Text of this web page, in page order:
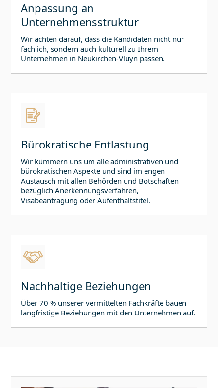
Anpassung an
Unternehmensstruktur
Wir achten darauf, dass die Kandidaten nicht nur
fachlich, sondern auch kulturell zu Ihrem
Unternehmen in Neukirchen-Vluyn passen.
Bürokratische Entlastung
Wir kümmern uns um alle administrativen und
bürokratischen Aspekte und sind im engen
Austausch mit allen Behörden und Botschaften
bezüglich Anerkennungsverfahren,
Visabeantragung oder Aufenthaltstitel.
Nachhaltige Beziehungen
Über 70 % unserer vermittelten Fachkräfte bauen
langfristige Beziehungen mit den Unternehmen auf.